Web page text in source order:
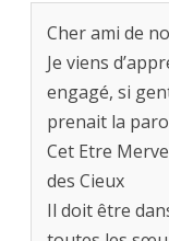
Cher ami de
Je viens
engagé, si
prenait la
Cet Etre
des Cieux
Il doit être